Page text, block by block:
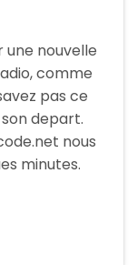
une nouvelle
comme
pas ce
depart.
nous
minutes.